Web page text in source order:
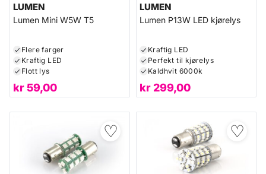
LUMEN
Lumen Mini W5W T5
Flere farger
Kraftig LED
Flott lys
kr59,00
LUMEN
Lumen P13W LED kjørelys
Kraftig LED
Perfekt til kjørelys
Kaldhvit 6000k
kr299,00
♡ ♡